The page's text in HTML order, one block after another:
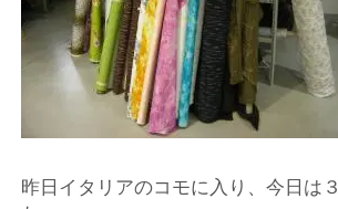
入
人
昨日イタリアのコモに入り、今日は